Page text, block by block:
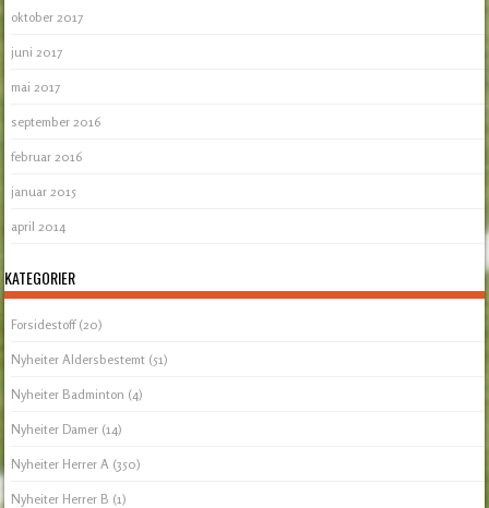
oktober 2017
juni 2017
mai 2017
september 2016
februar 2016
januar 2015
april 2014
KATEGORIER
Forsidestoff(20)
Nyheiter Aldersbestemt (51)
Nyheiter Badminton (4)
Nyheiter Damer (14)
Nyheiter Herrer A (350)
Nyheiter Herrer B (1)